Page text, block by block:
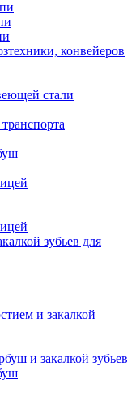
конвейеров
стали
зубьев для
и закалкой
и закалкой зубьев